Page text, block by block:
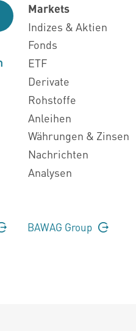
Markets
Indizes & Aktien
Fonds
ETF
Derivate
Rohstoffe
Anleihen
Währungen & Zinsen
Nachrichten
Analysen
BAWAG Group